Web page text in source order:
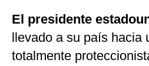
El presidente
llevado a su país hacia
totalmente